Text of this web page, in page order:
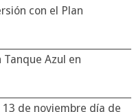
con el Plan
Azul en
de noviembre día de